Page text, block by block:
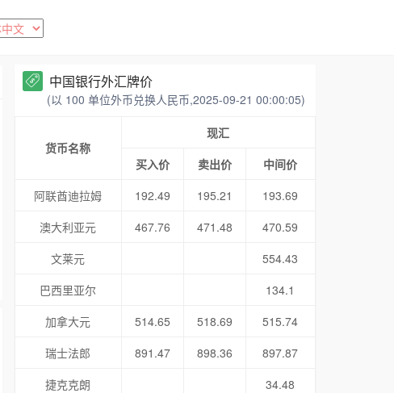
中国银行外汇牌价
(以 100 单位外币兑换人民币,2025-09-21 00:00:05)
货币名称
现汇
买入价
卖出价
中间价
阿联酋迪拉姆
192.49 195.21
193.69
澳大利亚元
467.76 471.48
470.59
文莱元
554.43
巴西里亚尔
134.1
加拿大元
514.65 518.69
515.74
瑞士法郎
891.47 898.36
897.87
捷克克朗
34.48